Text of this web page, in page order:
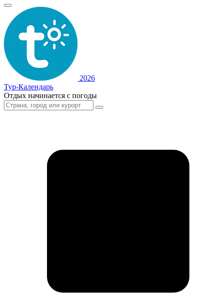
2026
Тур-Календарь
Отдых начинается с погоды